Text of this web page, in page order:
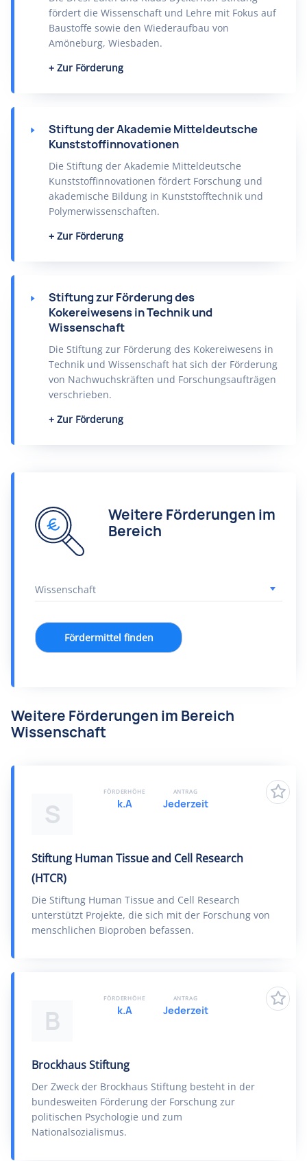
fördert die Wissenschaft und Lehre mit Fokus auf
Baustoffe sowie den Wiederaufbau von
Amöneburg, Wiesbaden.
Zur Förderung
Stiftung der Akademie Mitteldeutsche
Kunststoffinnovationen
Die Stiftung der Akademie Mitteldeutsche
Kunststoffinnovationen fördert Forschung und
akademische Bildung in Kunststofftechnik und
Polymerwissenschaften.
Zur Förderung
Stiftung zur Förderung des
Kokereiwesens in Technik und
Wissenschaft
Die Stiftung zur Förderung des Kokereiwesens in
Technik und Wissenschaft hat sich der Förderung
von Nachwuchskräften und Forschungsaufträgen
verschrieben.
Zur Förderung
Weitere Förderungen im
Bereich
Fördermittel finden
Weitere Förderungen im Bereich
Wissenschaft
S
Stiftung Human Tissue and Cell Research
(HTCR)
Die Stiftung Human Tissue and Cell Research
unterstützt Projekte, die sich mit der Forschung von
menschlichen Bioproben befassen.
FÖRDERHÖHE
k.A
ANTRAG
Jederzeit
B
Brockhaus Stiftung
Der Zweck der Brockhaus Stiftung besteht in der
bundesweiten Förderung der Forschung zur
politischen Psychologie und zum
Nationalsozialismus.
FÖRDERHÖHE
k.A
ANTRAG
Jederzeit